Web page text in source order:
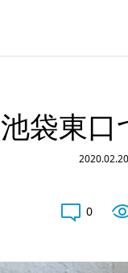
池袋東口
2020.02.20
0